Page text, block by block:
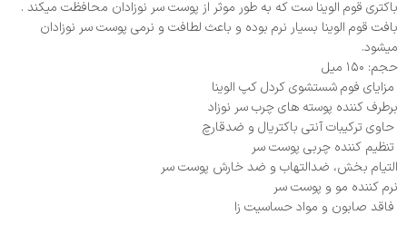
باکتری قوم الوينا ست که به طور موثر از پوست سر نوزادان محافظت میکند .
بافت قوم الوينا بسیار نرم بوده و باعث لطافت و نرمی پوست سر نوزادان
میشود.
حجم: ۱۵۰ میل
مزایای فوم شستشوی کردل کپ الوینا
برطرف کننده پوسته های چرب سر نوزاد
حاوی ترکیبات آنتی باکتریال و ضدقارچ
تنظیم کننده چربی پوست سر
التیام بخش، ضدالتهاب و ضد خارش پوست سر
نرم کننده مو و پوست سر
فاقد صابون و مواد حساسیت زا